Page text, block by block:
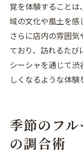
覚を体験すること
域の文化や風土を感
さらに店内の雰囲
ており、訪れるたび
シーシャを通じて
しくなるような体験
季節のフ
の調合術